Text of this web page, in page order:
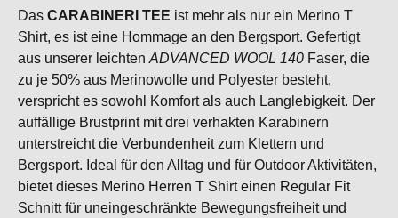
Das CARABINERI TEE ist mehr als nur ein Merino T
Shirt, es ist eine Hommage an den Bergsport. Gefertigt
aus unserer leichten ADVANCED WOOL 140 Faser, die
zu je 50% aus Merinowolle und Polyester besteht,
verspricht es sowohl Komfort als auch Langlebigkeit. Der
auffällige Brustprint mit drei verhakten Karabinern
unterstreicht die Verbundenheit zum Klettern und
Bergsport. Ideal für den Alltag und für Outdoor Aktivitäten,
bietet dieses Merino Herren T Shirt einen Regular Fit
Schnitt für uneingeschränkte Bewegungsfreiheit und